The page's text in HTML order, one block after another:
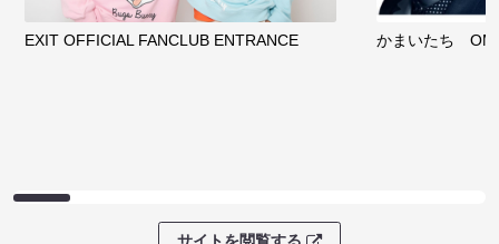
EXIT OFFICIAL FANCLUB ENTRANCE かまいたち